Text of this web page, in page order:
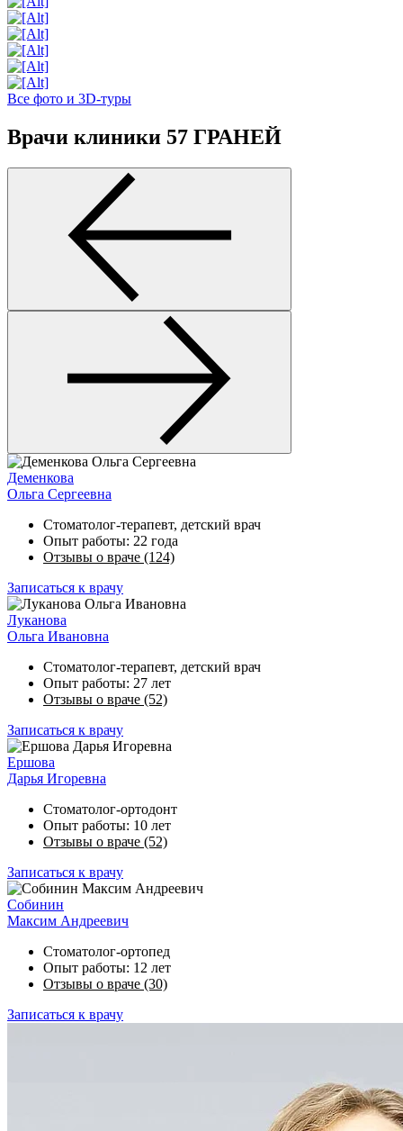
Все фото и 3D-туры
Врачи клиники 57 ГРАНЕЙ
Деменкова
Ольга Сергеевна
Стоматолог-терапевт, детский врач
Опыт работы: 22 года
Отзывы о враче (124)
Записаться к врачу
Луканова
Ольга Ивановна
Стоматолог-терапевт, детский врач
Опыт работы: 27 лет
Отзывы о враче (52)
Записаться к врачу
Ершова
Дарья Игоревна
Стоматолог-ортодонт
Опыт работы: 10 лет
Отзывы о враче (52)
Записаться к врачу
Собинин
Максим Андреевич
Стоматолог-ортопед
Опыт работы: 12 лет
Отзывы о враче (30)
Записаться к врачу